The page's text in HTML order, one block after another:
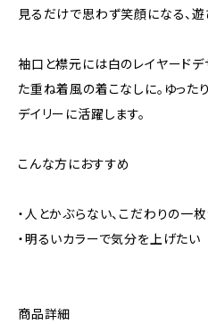
見るだけで思わず笑顔になる、遊
袖口と襟元には白のレイヤード
た重ね着風の着こなしに。ゆった
デイリーに活躍します。
こんな方におすすめ
・人とかぶらない、こだわりの一
・明るいカラーで気分を上げたい
商品詳細